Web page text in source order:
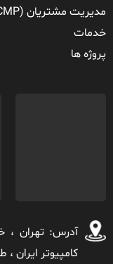
مدیریت مشتریان (CMP)
خدمات
پروژه ها
آدرس: تهران ،
كامپیوتر ايران ،